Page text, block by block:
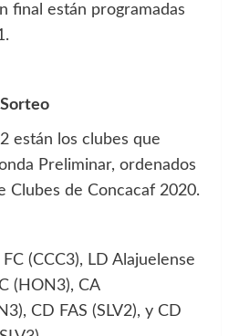
final están programadas
están los clubes que
Preliminar, ordenados
Clubes de Concacaf 2020.
(CCC3), LD Alajuelense
(HON3), CA
CD FAS (SLV2), y CD